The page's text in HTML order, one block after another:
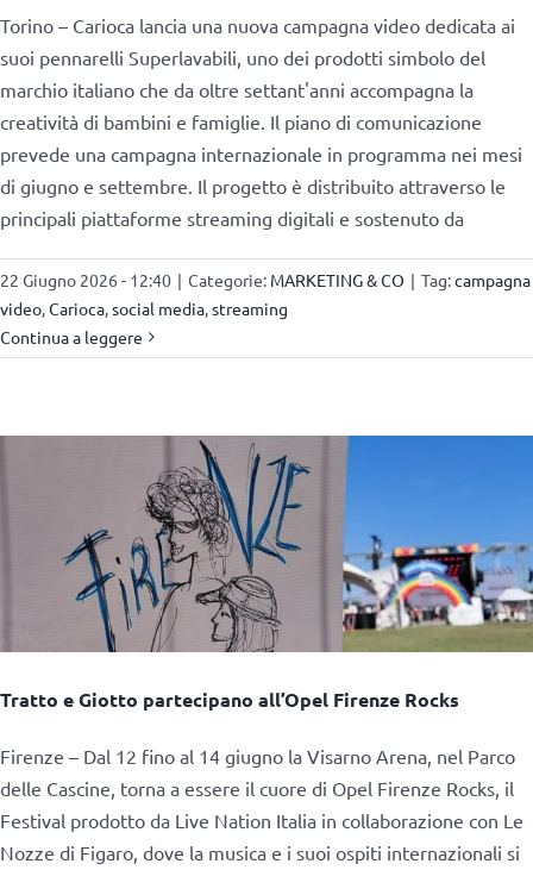
Torino – Carioca lancia una nuova campagna video dedicata ai
suoi pennarelli Superlavabili, uno dei prodotti simbolo del
marchio italiano che da oltre settant'anni accompagna la
creatività di bambini e famiglie. Il piano di comunicazione
prevede una campagna internazionale in programma nei mesi
di giugno e settembre. Il progetto è distribuito attraverso le
principali piattaforme streaming digitali e sostenuto da
22 Giugno 2026 - 12:40 | Categorie: MARKETING & CO | Tag:campagna
video,Carioca,social media,streaming
Continua a leggere
Tratto e Giotto partecipano all’Opel Firenze Rocks
Firenze – Dal 12 fino al 14 giugno la Visarno Arena, nel Parco
delle Cascine, torna a essere il cuore di Opel Firenze Rocks, il
Festival prodotto da Live Nation Italia in collaborazione con Le
Nozze di Figaro, dove la musica e i suoi ospiti internazionali si